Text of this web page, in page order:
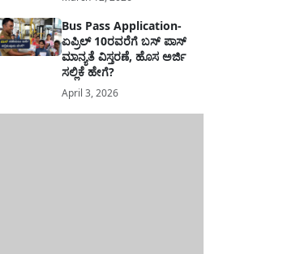
Bus Pass Application-
ಏಪ್ರಿಲ್ 10ರವರೆಗೆ ಬಸ್ ಪಾಸ್
ಮಾನ್ಯತೆ ವಿಸ್ತರಣೆ, ಹೊಸ ಅರ್ಜಿ
ಸಲ್ಲಿಕೆ ಹೇಗೆ?
April 3, 2026